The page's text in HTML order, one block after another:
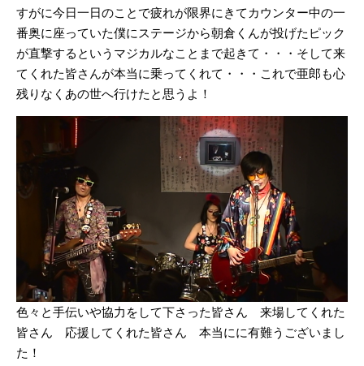
すがに今日一日のことで疲れが限界にきてカウンター中の一
番奥に座っていた僕にステージから朝倉くんが投げたピック
が直撃するというマジカルなことまで起きて・・・そして来
てくれた皆さんが本当に乗ってくれて・・・これで亜郎も心
残りなくあの世へ行けたと思うよ！
色々と手伝いや協力をして下さった皆さん 来場してくれた
皆さん 応援してくれた皆さん 本当にに有難うございまし
た！